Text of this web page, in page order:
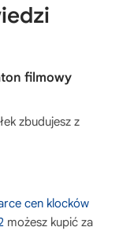
filmowy
zbudujesz z
cen klocków
możesz kupić za